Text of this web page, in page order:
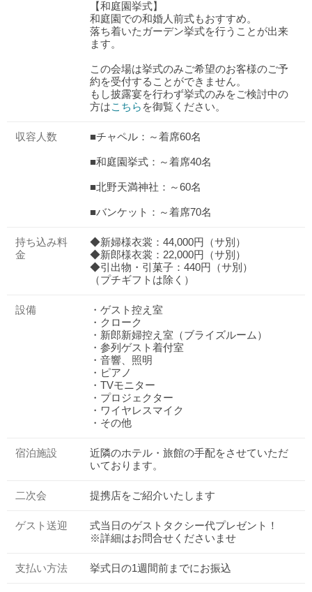
【和庭園挙式】
和庭園での和婚人前式もおすすめ。
落ち着いたガーデン挙式を行うことが出来
ます。
この会場は挙式のみご希望のお客様のご予
約を受付することができません。
もし披露宴を行わず挙式のみをご検討中の
方はこちら を御覧ください。
収容人数 ■チャペル：～着席60名
■和庭園挙式：～着席40名
■北野天満神社：～60名
■バンケット：～着席70名
持ち込み料
金
◆新婦様衣裳：44,000円（サ別）
◆新郎様衣裳：22,000円（サ別）
◆引出物・引菓子：440円（サ別）
（プチギフトは除く）
設備
・ゲスト控え室
・クローク
・新郎新婦控え室（ブライズルーム）
・参列ゲスト着付室
・音響、照明
・ピアノ
・TVモニター
・プロジェクター
・ワイヤレスマイク
・その他
宿泊施設
近隣のホテル・旅館の手配をさせていただ
いております。
二次会 提携店をご紹介いたします
ゲスト送迎
式当日のゲストタクシー代プレゼント！
※詳細はお問合せくださいませ
支払い方法 挙式日の1週間前までにお振込